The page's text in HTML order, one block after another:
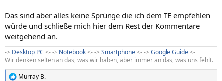
Das sind aber alles keine Sprünge die ich dem TE empfehlen
würde und schließe mich hier dem Rest der Kommentare
weitgehend an.
-> Desktop PC <- -> Notebook<- -> Smartphone<- -> Google Guide<-
Wir denken selten an das, was wir haben, aber immer an das, was uns fehlt.
R
Murray B.